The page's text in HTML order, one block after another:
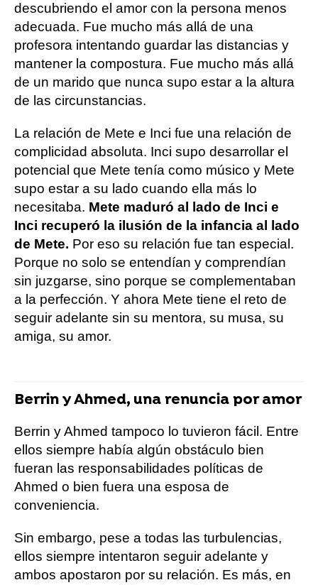
descubriendo el amor con la persona menos
adecuada. Fue mucho más allá de una
profesora intentando guardar las distancias y
mantener la compostura. Fue mucho más allá
de un marido que nunca supo estar a la altura
de las circunstancias.
La relación de Mete e Inci fue una relación de
complicidad absoluta. Inci supo desarrollar el
potencial que Mete tenía como músico y Mete
supo estar a su lado cuando ella más lo
necesitaba. Mete maduró al lado de Inci e
Inci recuperó la ilusión de la infancia al lado
de Mete. Por eso su relación fue tan especial.
Porque no solo se entendían y comprendían
sin juzgarse, sino porque se complementaban
a la perfección. Y ahora Mete tiene el reto de
seguir adelante sin su mentora, su musa, su
amiga, su amor.
Berrin y Ahmed, una renuncia por amor
Berrin y Ahmed tampoco lo tuvieron fácil. Entre
ellos siempre había algún obstáculo bien
fueran las responsabilidades políticas de
Ahmed o bien fuera una esposa de
conveniencia.
Sin embargo, pese a todas las turbulencias,
ellos siempre intentaron seguir adelante y
ambos apostaron por su relación. Es más, en